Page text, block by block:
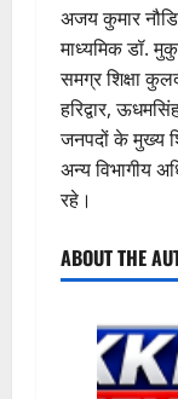
अजय कुमार
माध्यमिक डॉ.
समग्र शिक्षा
हरिद्वार,
जनपदों के मुख्य
अन्य विभागीय
रहे।
ABOUT THE